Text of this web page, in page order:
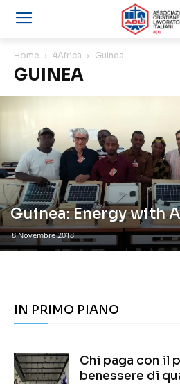
Home 4Africa Guinea
GUINEA
Guinea: Energy with
8 Novembre 2018
IN PRIMO PIANO
Chi paga con il
benessere di